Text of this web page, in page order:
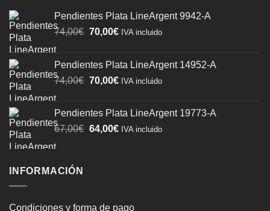
Pendientes Plata LineArgent 9942-A
74,00€ El
era:
74,00€.
70,00€El
es:
70,00€.
IVA incluido
Pendientes Plata LineArgent 14952-A
74,00€ El
era:
74,00€.
70,00€El
es:
70,00€.
IVA incluido
Pendientes Plata LineArgent 19773-A
67,00€ El
64,00€ElIVA incluido
INFORMACIÓN
Condiciones y forma de pago